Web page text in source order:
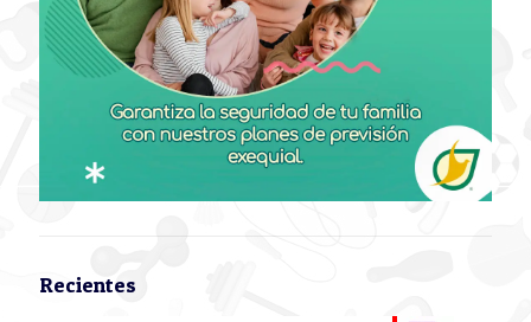
Recientes